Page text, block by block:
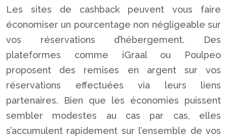
Les sites de cashback peuvent vous faire
économiser un pourcentage non négligeable sur
vos réservations d’hébergement. Des
plateformes comme iGraal ou Poulpeo
proposent des remises en argent sur vos
réservations effectuées via leurs liens
partenaires. Bien que les économies puissent
sembler modestes au cas par cas, elles
s’accumulent rapidement sur l’ensemble de vos